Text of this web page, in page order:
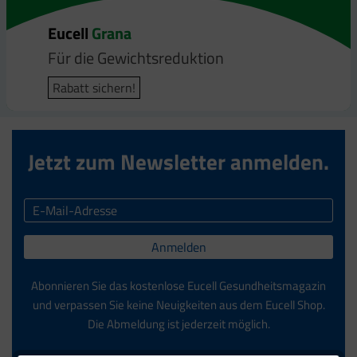
EucellGrana
Für die Gewichtsreduktion
Rabatt sichern!
EucellBodyfit
Für die Gewichtsreduktion
Rabatt sichern!
Jetzt zum Newsletter anmelden.
Anmelden
Abonnieren Sie das kostenlose Eucell Gesundheitsmagazin
und verpassen Sie keine Neuigkeiten aus dem Eucell Shop.
Die Abmeldung ist jederzeit möglich.